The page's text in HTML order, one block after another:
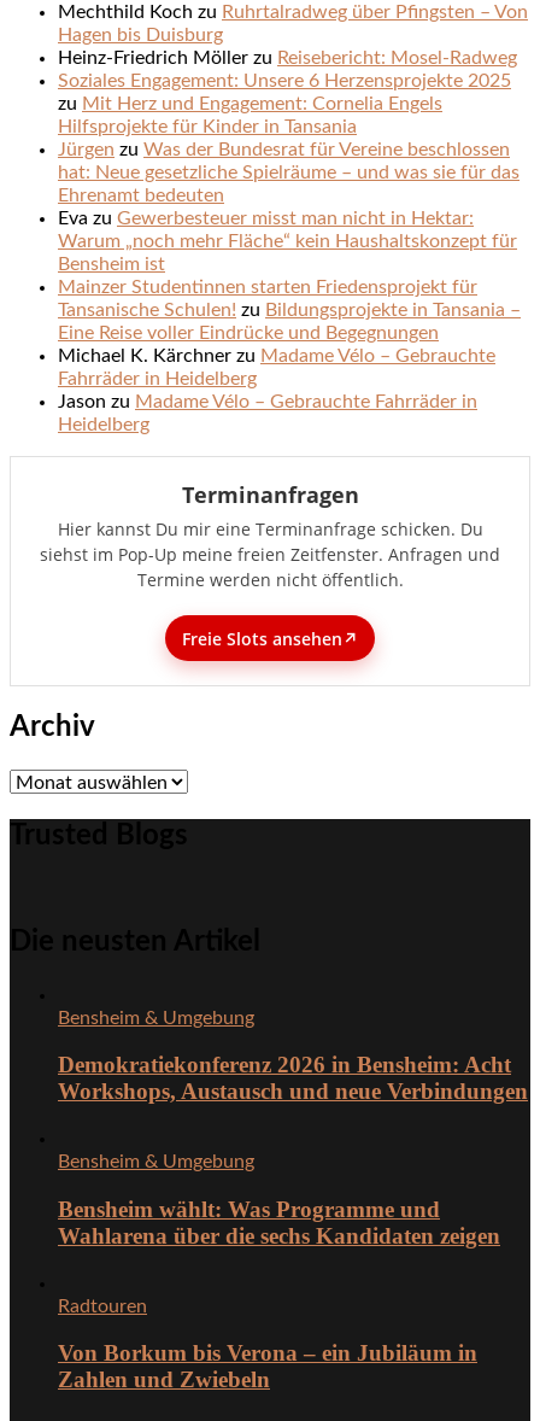
Mechthild Koch zu Ruhrtalradweg über Pfingsten – Von
Hagen bis Duisburg
Heinz-Friedrich Möller zu Reisebericht: Mosel-Radweg
Soziales Engagement: Unsere 6 Herzensprojekte 2025
zu Mit Herz und Engagement: Cornelia Engels
Hilfsprojekte für Kinder in Tansania
Jürgen zu Was der Bundesrat für Vereine beschlossen
hat: Neue gesetzliche Spielräume – und was sie für das
Ehrenamt bedeuten
Eva zu Gewerbesteuer misst man nicht in Hektar:
Warum „noch mehr Fläche“ kein Haushaltskonzept für
Bensheim ist
Mainzer Studentinnen starten Friedensprojekt für
Tansanische Schulen! zu Bildungsprojekte in Tansania –
Eine Reise voller Eindrücke und Begegnungen
Michael K. Kärchner zu Madame Vélo – Gebrauchte
Fahrräder in Heidelberg
Jason zu Madame Vélo – Gebrauchte Fahrräder in
Heidelberg
Terminanfragen
Hier kannst Du mir eine Terminanfrage schicken. Du
siehst im Pop-Up meine freien Zeitfenster. Anfragen und
Termine werden nicht öffentlich.
Freie Slots ansehen ↗️
Archiv
Archiv
Trusted Blogs
Die neusten Artikel
Bensheim & Umgebung
Demokratiekonferenz 2026 in Bensheim: Acht
Workshops, Austausch und neue Verbindungen
Bensheim & Umgebung
Bensheim wählt: Was Programme und
Wahlarena über die sechs Kandidaten zeigen
Radtouren
Von Borkum bis Verona – ein Jubiläum in
Zahlen und Zwiebeln